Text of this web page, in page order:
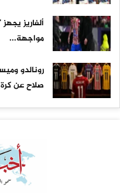
ألفاريز
مواجهة...
رونالدو
صلاح عن